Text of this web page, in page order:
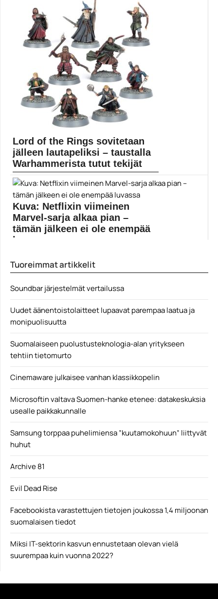
Elokuviin on miespuolisten sankareiden rinnalle
alkanut tulla myös...
Elokuvat
Lord of the Rings sovitetaan
jälleen lautapeliksi – taustalla
Warhammerista tutut tekijät
Games Workshopin kehittämä Battle in Balin’s Tomb -
Elokuvauutiset
Kuva: Netflixin viimeinen
Marvel-sarja alkaa pian –
tämän jälkeen ei ole enempää
luvassa
yksi kerrallaan....
Tuoreimmat artikkelit
Soundbar järjestelmät vertailussa
Uudet äänentoistolaitteet lupaavat parempaa laatua ja
monipuolisuutta
Suomalaiseen puolustusteknologia-alan yritykseen
tehtiin tietomurto
Cinemaware julkaisee vanhan klassikkopelin
Microsoftin valtava Suomen-hanke etenee: datakeskuksia
usealle paikkakunnalle
Samsung torppaa puhelimiensa ”kuutamokohuun” liittyvät
huhut
Archive 81
Evil Dead Rise
Facebookista varastettujen tietojen joukossa 1,4 miljoonan
suomalaisen tiedot
Miksi IT-sektorin kasvun ennustetaan olevan vielä
suurempaa kuin vuonna 2022?